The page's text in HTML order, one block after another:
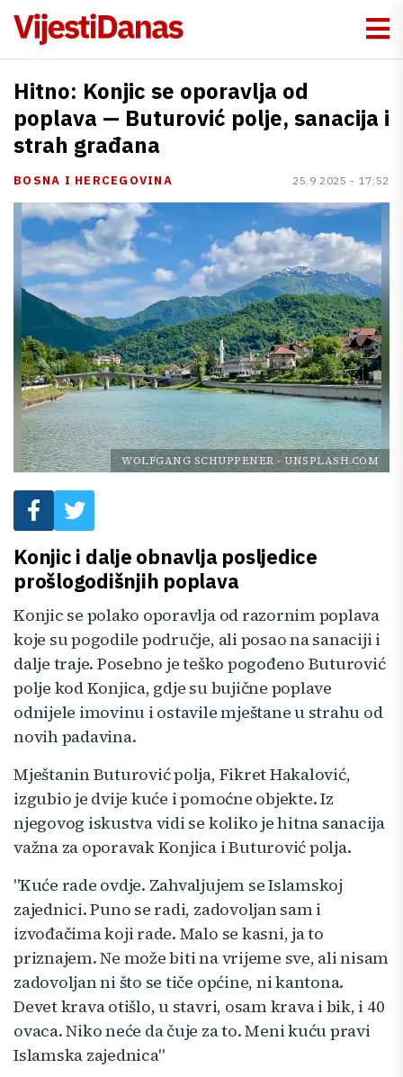
Hitno: Konjic se oporavlja od
poplava — Buturović polje, sanacija i
strah građana
BOSNA I HERCEGOVINA 25.9.2025 - 17:52
WOLFGANG SCHUPPENER-UNSPLASH.COM
Konjic i dalje obnavlja posljedice
prošlogodišnjih poplava
Konjic se polako oporavlja od razornim poplava
koje su pogodile područje, ali posao na sanaciji i
dalje traje. Posebno je teško pogođeno Buturović
polje kod Konjica, gdje su bujične poplave
odnijele imovinu i ostavile mještane u strahu od
novih padavina.
Mještanin Buturović polja, Fikret Hakalović,
izgubio je dvije kuće i pomoćne objekte. Iz
njegovog iskustva vidi se koliko je hitna sanacija
važna za oporavak Konjica i Buturović polja.
"Kuće rade ovdje. Zahvaljujem se Islamskoj
zajednici. Puno se radi, zadovoljan sam i
izvođačima koji rade. Malo se kasni, ja to
priznajem. Ne može biti na vrijeme sve, ali nisam
zadovoljan ni što se tiče općine, ni kantona.
Devet krava otišlo, u stavri, osam krava i bik, i 40
ovaca. Niko neće da čuje za to. Meni kuću pravi
Islamska zajednica"